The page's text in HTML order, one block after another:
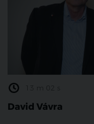
David Vávra